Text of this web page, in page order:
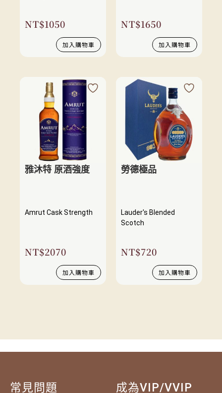
NT$1050
加入購物車
NT$1650
加入購物車
雅沐特 原酒強度
Amrut Cask Strength
NT$2070
加入購物車
勞德極品
Lauder's Blended
Scotch
NT$720
加入購物車
常見問題 成為VIP/VVIP